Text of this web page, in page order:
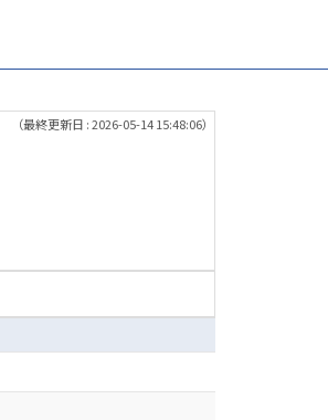
（最終更新日 : 2026-05-14 15:48:06）